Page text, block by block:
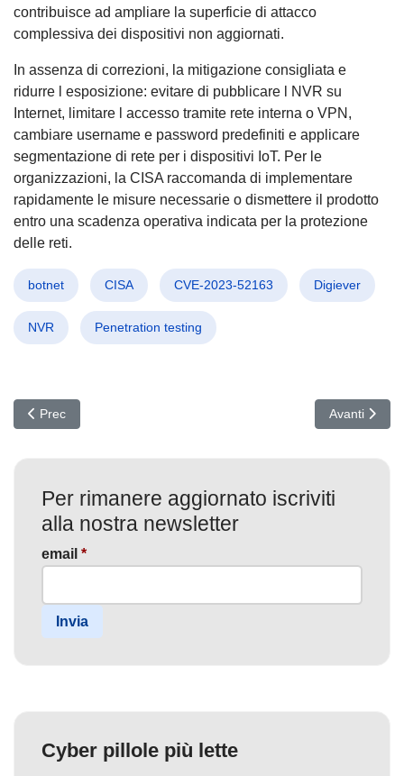
contribuisce ad ampliare la superficie di attacco
complessiva dei dispositivi non aggiornati.
In assenza di correzioni, la mitigazione consigliata e
ridurre l esposizione: evitare di pubblicare l NVR su
Internet, limitare l accesso tramite rete interna o VPN,
cambiare username e password predefiniti e applicare
segmentazione di rete per i dispositivi IoT. Per le
organizzazioni, la CISA raccomanda di implementare
rapidamente le misure necessarie o dismettere il prodotto
entro una scadenza operativa indicata per la protezione
delle reti.
botnet CISA CVE-2023-52163 Digiever
NVR Penetration testing
Articolo precedente: DNS Poisoning Mirato di Evasive Panda:
Prec Articolo
Avanti
Per rimanere aggiornato iscriviti
alla nostra newsletter
email *
Invia
Cyber pillole più lette